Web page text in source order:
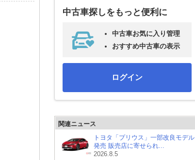
中古車探しをもっと便利に
中古車お気に入り管理
おすすめ中古車の表示
ログイン
関連ニュース
トヨタ「プリウス」一部改良モデル
発売 販売店に寄せられ...
2026.8.5